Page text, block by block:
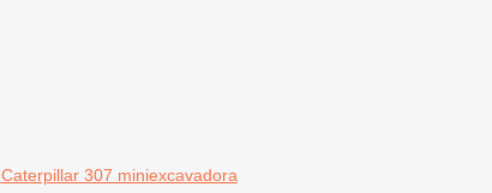
Caterpillar 307 miniexcavadora